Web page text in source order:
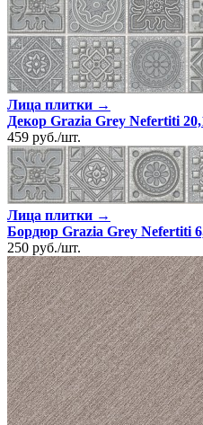
Лица плитки →
Декор Grazia Grey Nefertiti
459 руб./шт.
Лица плитки →
Бордюр Grazia Grey Nefertiti
250 руб./шт.